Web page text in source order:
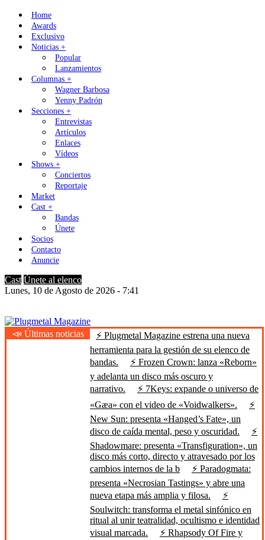
Skip
content
Home
Awards
Exclusivo
Noticias +
Popular
Lanzamientos
Columnas +
Wagner Barbosa
Yenny Padrón
Secciones +
Entrevistas
Artículos
Enlaces
Vídeos
Shows +
Conciertos
Reportaje
Market
Cast +
Bandas
Únete
Socios
Contacto
Anuncie
Cast Únete al elenco
Lunes, 10 de Agosto de 2026 - 7:41
Plugmetal Magazine
Heavy Metal is Life
📣 Últimas noticias
⚡ Plugmetal Magazine estrena una nueva
herramienta para la gestión de su elenco de
bandas.
⚡ Frozen Crown: lanza «Reborn»
y adelanta un disco más oscuro y
narrativo.
⚡ 7Keys: expande o universo de
«Gæa» con el video de «Voidwalkers».
⚡
New Sun: presenta «Hanged’s Fate», un
disco de caída mental, peso y oscuridad.
⚡
Shadowmare: presenta «Transfiguration», un
disco más corto, directo y atravesado por los
cambios internos de la b
⚡ Paradogmata:
presenta «Necrosian Tastings» y abre una
nueva etapa más amplia y filosa.
⚡
Soulwitch: transforma el metal sinfónico en
ritual al unir teatralidad, ocultismo e identidad
visual marcada.
⚡ Rhapsody Of Fire y